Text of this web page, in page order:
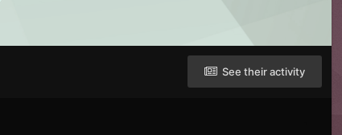
See their activity